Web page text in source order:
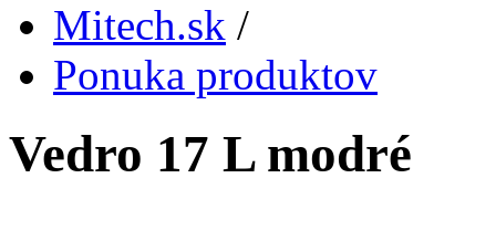
Mitech.sk /
Ponuka produktov
Vedro 17 L modré